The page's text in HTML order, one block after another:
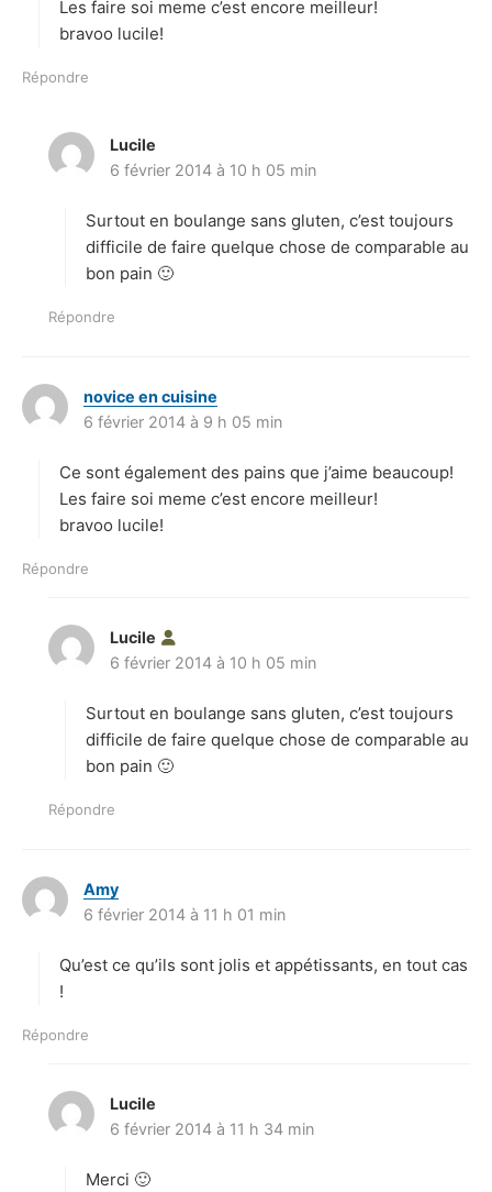
:
Les faire soi meme c’est encore meilleur!
bravoo lucile!
Répondre
Lucile
i
:
6 février 2014 à 10 h 05 min
Surtout en boulange sans gluten, c’est toujours
difficile de faire quelque chose de comparable au
bon pain 🙂
Répondre
novice en cuisine
i
:
6 février 2014 à 9 h 05 min
Ce sont également des pains que j’aime beaucoup!
Les faire soi meme c’est encore meilleur!
bravoo lucile!
Répondre
Lucile
i
:
6 février 2014 à 10 h 05 min
Surtout en boulange sans gluten, c’est toujours
difficile de faire quelque chose de comparable au
bon pain 🙂
Répondre
Amy
i
6 février 2014 à 11 h 01 min
Qu’est ce qu’ils sont jolis et appétissants, en tout cas
!
Répondre
Lucile
i
6 février 2014 à 11 h 34 min
Merci 🙂